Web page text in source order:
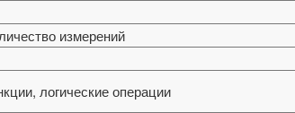
измерений
логические операции